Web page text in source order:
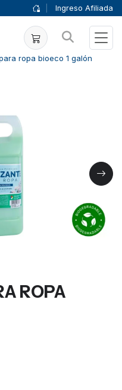
Ingreso Afiliada
ropa bioeco 1 galón
ROPA